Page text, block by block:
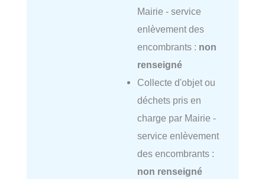
Mairie - service
enlèvement des
encombrants : non
renseigné
Collecte d'objet ou
déchets pris en
charge par Mairie -
service enlèvement
des encombrants :
non renseigné